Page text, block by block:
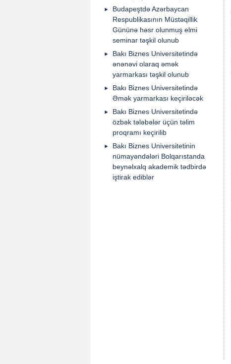
Budapeştdə Azərbaycan
Respublikasının Müstəqillik
Gününə həsr olunmuş elmi
seminar təşkil olunub
Bakı Biznes Universitetində
ənənəvi olaraq əmək
yarmarkası təşkil olunub
Bakı Biznes Universitetində
Əmək yarmarkası keçiriləcək
Bakı Biznes Universitetində
özbək tələbələr üçün təlim
proqramı keçirilib
Bakı Biznes Universitetinin
nümayəndələri Bolqarıstanda
beynəlxalq akademik tədbirdə
iştirak ediblər